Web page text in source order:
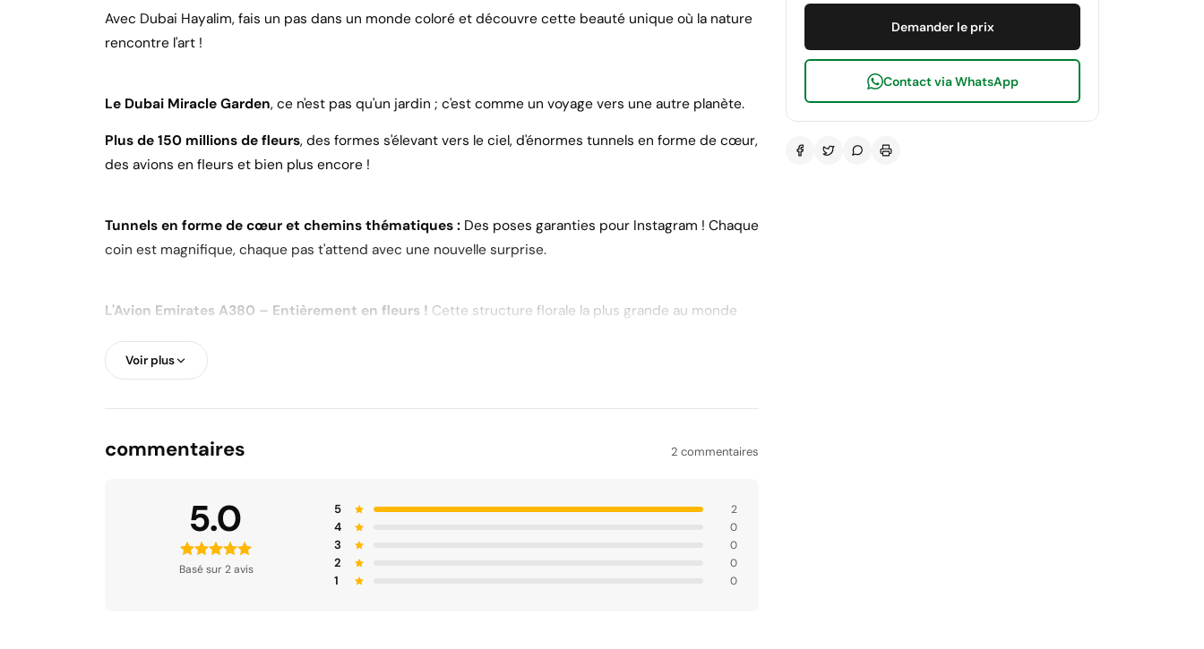
Avec Dubai Hayalim, fais un pas dans un monde coloré et découvre cette beauté unique où la nature
rencontre l'art !
Le Dubai Miracle Garden, ce n'est pas qu'un jardin ; c'est comme un voyage vers une autre planète.
Plus de 150 millions de fleurs, des formes s'élevant vers le ciel, d'énormes tunnels en forme de cœur,
des avions en fleurs et bien plus encore !
Tunnels en forme de cœur et chemins thématiques : Des poses garanties pour Instagram ! Chaque
coin est magnifique, chaque pas t'attend avec une nouvelle surprise.
L'Avion Emirates A380 – Entièrement en fleurs ! Cette structure florale la plus grande au monde
Voir plus
commentaires 2 commentaires
5.0
Basé sur 2 avis
5 2
4 0
3 0
2 0
1 0
Demander le prix
Contact via WhatsApp